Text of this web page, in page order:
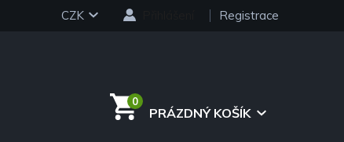
CZK Registrace
PRÁZDNÝ KOŠÍK